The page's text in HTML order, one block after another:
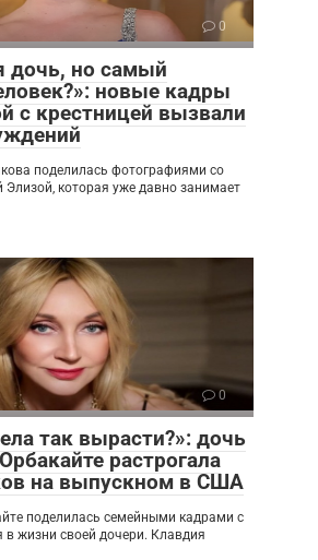
0
дочь, но самый
новые кадры
с крестницей вызвали
поделилась фотографиями со
Элизой, которая уже давно занимает
0
так вырасти?»: дочь
растрогала
на выпускном в США
поделилась семейными кадрами с
в жизни своей дочери. Клавдия